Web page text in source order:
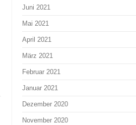
Juni 2021
Mai 2021
April 2021
März 2021
Februar 2021
Januar 2021
Dezember 2020
November 2020